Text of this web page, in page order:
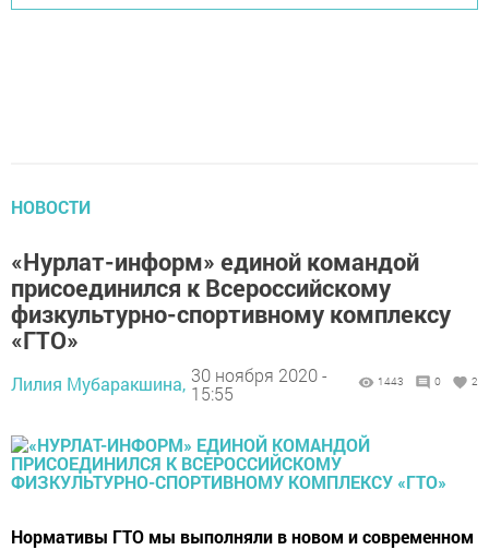
НОВОСТИ
«Нурлат-информ» единой командой
присоединился к Всероссийскому
физкультурно-спортивному комплексу
«ГТО»
Лилия Мубаракшина, 30 ноября 2020 -
15:55
1443 0 2
Нормативы ГТО мы выполняли в новом и современном